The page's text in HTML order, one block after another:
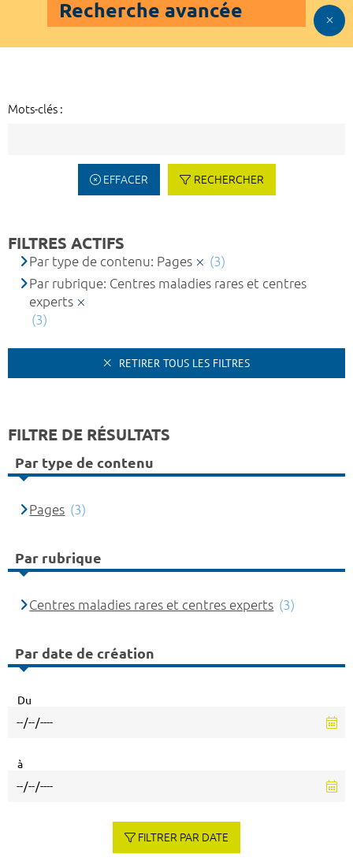
Recherche avancée
Mots-clés :
EFFACER RECHERCHER
FILTRES ACTIFS
Par type de contenu: Pages
(3)
Par rubrique: Centres maladies rares et centres
experts
(3)
RETIRER TOUS LES FILTRES
FILTRE DE RÉSULTATS
Par type de contenu
Pages (3)
Par rubrique
Centres maladies rares et centres experts (3)
Par date de création
Du
à
FILTRER PAR DATE